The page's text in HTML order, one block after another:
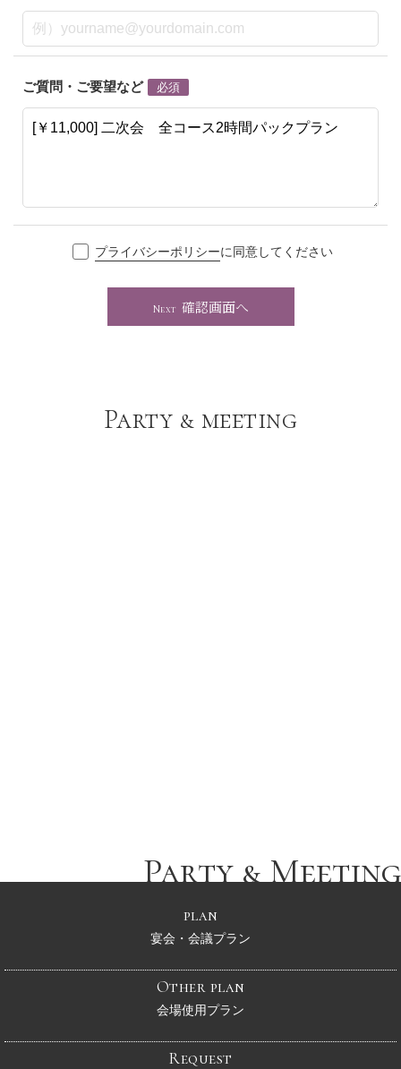
ご質問・ご要望など 必須
プライバシーポリシーに同意してください
Next 確認画面へ
Party & meeting
Party & Meeting
plan
宴会・会議プラン
Other plan
会場使用プラン
Request